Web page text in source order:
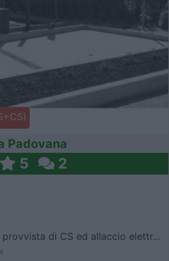
Padovana
5 2
di CS ed allaccio elettr...